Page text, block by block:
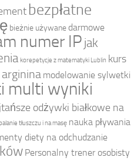
bezpłatne
bieżnie używane darmowe
numer IPjak
korepetycje z matematyki Lublin kurs
arginina modelowanie sylwetki
multi wyniki
odżywki białkowe na
tłuszczu i na masę nauka pływania
diety na odchudzanie
Personalny trener osobisty